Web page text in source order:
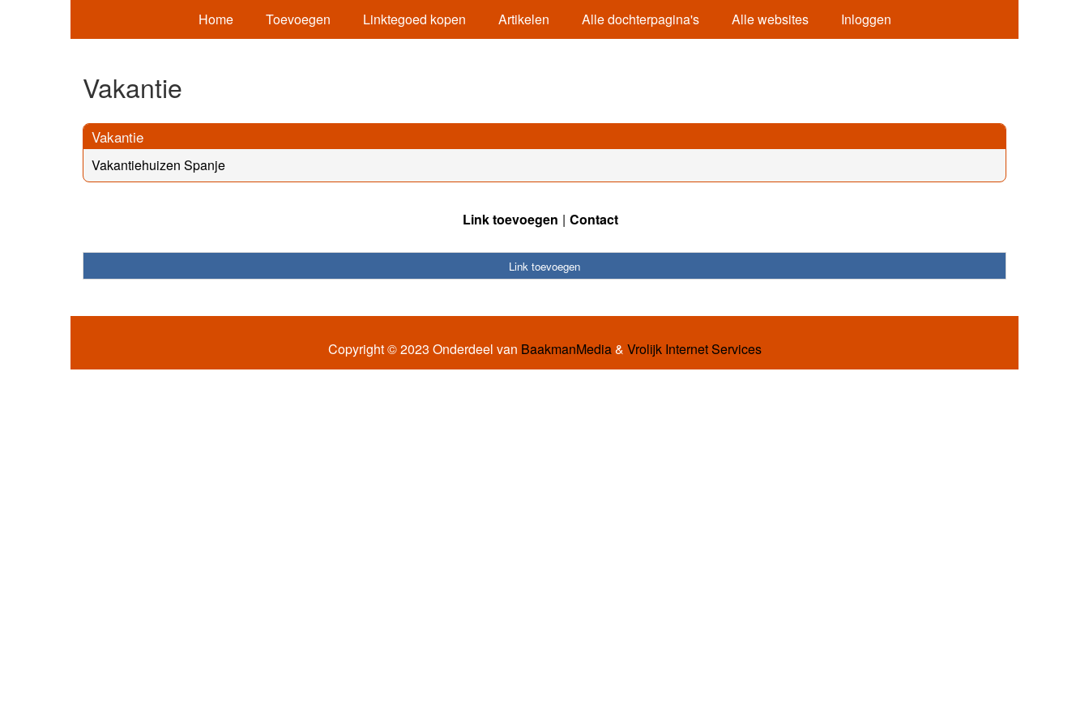
Home Toevoegen Linktegoed kopen Artikelen Alle dochterpagina's Alle websites Inloggen
Vakantie
Vakantie
Vakantiehuizen Spanje
Link toevoegen Contact
Link toevoegen
Copyright © 2023 Onderdeel van BaakmanMedia& Vrolijk Internet Services